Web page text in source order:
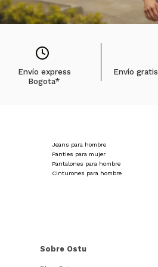
Envío express
Bogota*
Envío
Jeans para hombre
Panties para mujer
Pantalones para hombre
Cinturones para hombre
Sobre Ostu